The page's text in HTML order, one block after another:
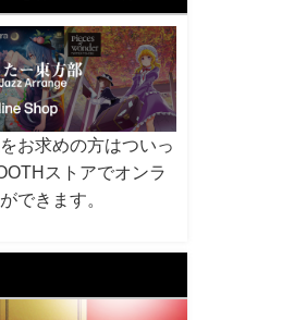
お求めの方はついっ
ストアでオンラ
できます。